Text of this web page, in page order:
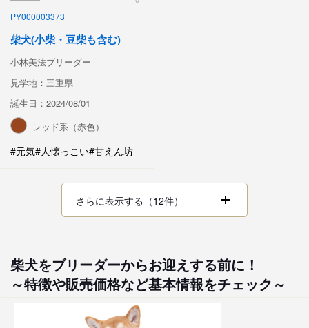
PY000003373
柴犬(小柴・豆柴も含む)
小林美法ブリーダー
見学地：三重県
誕生日：2024/08/01
レッド系（赤色）
#元気#人懐っこい#甘えん坊
さらに表示する（12件）
柴犬をブリーダーからお迎えする前に！
～特徴や販売価格など基本情報をチェック～